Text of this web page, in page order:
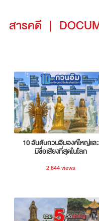
สารคดี |
10 อันดับกวนอิมองค์ใหญ่และ
มีชื่อเสียงที่สุดในโลก
2,844 views